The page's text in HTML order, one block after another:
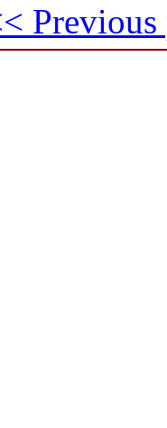
Previous